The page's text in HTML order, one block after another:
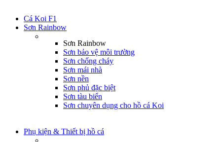
Cá Koi F1
Sơn Rainbow
Sơn Rainbow
Sơn bảo vệ môi trường
Sơn chống cháy
Sơn mái nhà
Sơn nền
Sơn phủ đặc biệt
Sơn tàu biển
Sơn chuyên dụng cho hồ cá Koi
Phụ kiện & Thiết bị hồ cá